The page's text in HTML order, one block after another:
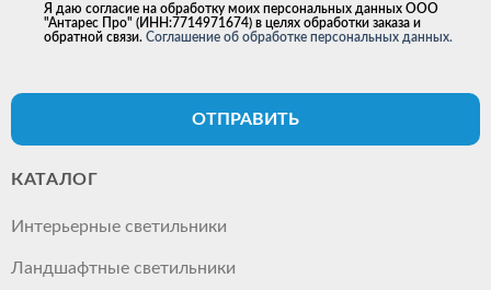
Я даю согласие на обработку моих персональных данных ООО
"Антарес Про" (ИНН:7714971674) в целях обработки заказа и
обратной связи. Соглашение об обработке персональных данных.
ОТПРАВИТЬ
КАТАЛОГ
Интерьерные светильники
Ландшафтные светильники